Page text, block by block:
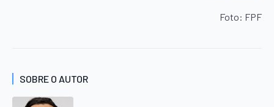
Foto: FPF
SOBRE O AUTOR